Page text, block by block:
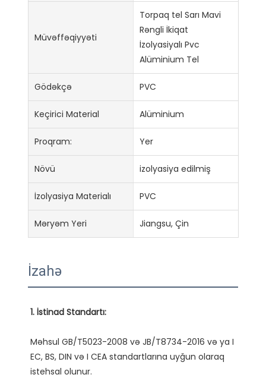
Müvəffəqiyyəti
Torpaq tel Sarı Mavi
Rəngli İkiqat
İzolyasiyalı Pvc
Alüminium Tel
Gödəkçə PVC
Keçirici Material Alüminium
Proqram: Yer
Növü izolyasiya edilmiş
İzolyasiya Materialı PVC
Məryəm Yeri Jiangsu, Çin
İzahə
Məhsul GB/T5023-2008 və JB/T8734-2016 və ya I
EC, BS, DIN və I CEA standartlarına uyğun olaraq